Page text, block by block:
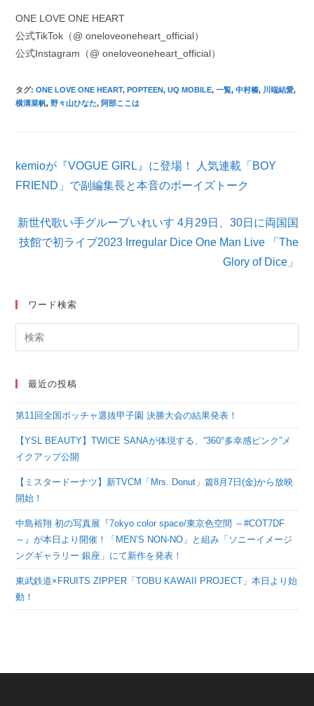
ONE LOVE ONE HEART
公式TikTok（@ oneloveoneheart_official）
公式Instagram（@ oneloveoneheart_official）
タグ:ONE LOVE ONE HEART, POPTEEN, UQ MOBILE, 一覧, 中村榛, 川端結愛,
横溝菜帆, 野々山ひなた, 阿部ここは
そ
の
他
事
を
読
kemioが『VOGUE GIRL』に登場！ 人気連載「BOY
FRIEND」で副編集長と本音のボーイズトーク
新世代歌い手グループいれいす 4月29日、30日に両国国
技館で初ライブ2023 Irregular Dice One Man Live 「The
Glory of Dice」
ワード検索
最近の投稿
第11回全国ボッチャ選抜甲子園 決勝大会の結果発表！
【YSL BEAUTY】TWICE SANAが体現する、“360°多幸感ピンク”メ
イクアップ公開
【ミスタードーナツ】新TVCM「Mrs. Donut」篇8月7日(金)から放映
開始！
中島裕翔 初の写真展『7okyo color space/東京色空間 ～#COT7DF
～』が本日より開催！「MEN’S NON-NO」と組み「ソニーイメージ
ングギャラリー 銀座」にて新作を発表！
東武鉄道×FRUITS ZIPPER「TOBU KAWAII PROJECT」本日より始
動！